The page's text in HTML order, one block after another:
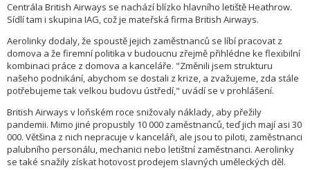
Centrála British Airways se nachází blízko hlavního letiště Heathrow.
Sídlí tam i skupina IAG, což je mateřská firma British Airways.
Aerolinky dodaly, že spoustě jejich zaměstnanců se líbí pracovat z
domova a že firemní politika v budoucnu zřejmě přihlédne ke flexibilní
kombinaci práce z domova a kanceláře. "Změnili jsem strukturu
našeho podnikání, abychom se dostali z krize, a zvažujeme, zda stále
potřebujeme tak velkou budovu ústředí," uvádí se v prohlášení.
British Airways v loňském roce snižovaly náklady, aby přežily
pandemii. Mimo jiné propustily 10 000 zaměstnanců, teď jich mají asi 30
000. Většina z nich nepracuje v kanceláři, ale jsou to piloti, zaměstnanci
palubního personálu, mechanici nebo letištní zaměstnanci. Aerolinky
se také snažily získat hotovost prodejem slavných uměleckých děl.